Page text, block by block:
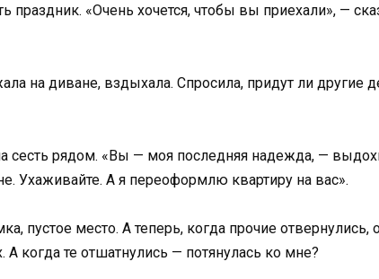
«Очень хочется, чтобы вы приехали», —
на диване, вздыхала. Спросила, придут ли другие
сесть рядом. «Вы — моя последняя надежда, —
Ухаживайте. А я переоформлю квартиру на вас».
пустое место. А теперь, когда прочие отвернулись,
А когда те отшатнулись — потянулась ко мне?